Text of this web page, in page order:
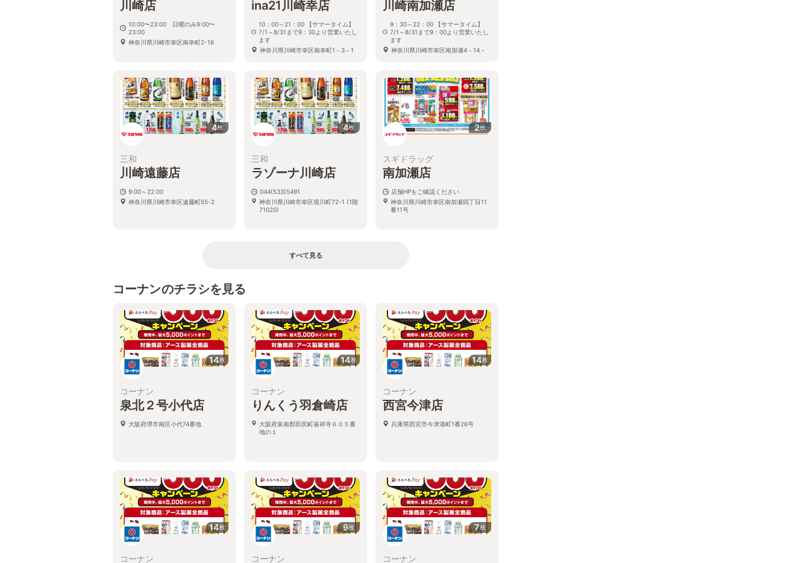
川崎店
10:00〜23:00 日曜のみ9:00〜
23:00
神奈川県川崎市幸区南幸町2-16
ina21川崎幸店
10：00～21：00 【サマータイム】
7/1～8/31まで9：30より営業いたし
ます
神奈川県川崎市幸区南幸町1－3－1
川崎南加瀬店
9：30～22：00 【サマータイム】
7/1～8/31まで9：00より営業いたし
ます
神奈川県川崎市幸区南加瀬4－14－
4枚
三和
川崎遠藤店
9:00～22:00
神奈川県川崎市幸区遠藤町55-2
4枚
三和
ラゾーナ川崎店
044(533)5491
神奈川県川崎市幸区堀川町72-1 (1階
71020)
2枚
スギドラッグ
南加瀬店
店舗HPをご確認ください
神奈川県川崎市幸区南加瀬四丁目11
番11号
すべて見る
コーナンのチラシを見る
14枚
コーナン
泉北２号小代店
大阪府堺市南区小代74番地
14枚
コーナン
りんくう羽倉崎店
大阪府泉南郡田尻町嘉祥寺６０５番
地の１
14枚
コーナン
西宮今津店
兵庫県西宮市今津港町1番26号
14枚
コーナン
9枚
コーナン
7枚
コーナン